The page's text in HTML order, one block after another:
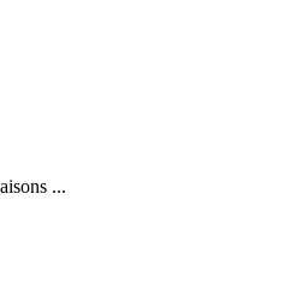
...